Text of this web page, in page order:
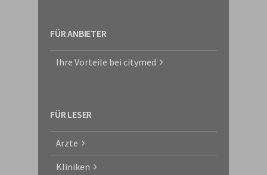
FÜR ANBIETER
Ihre Vorteile bei citymed
FÜR LESER
Ärzte
Kliniken